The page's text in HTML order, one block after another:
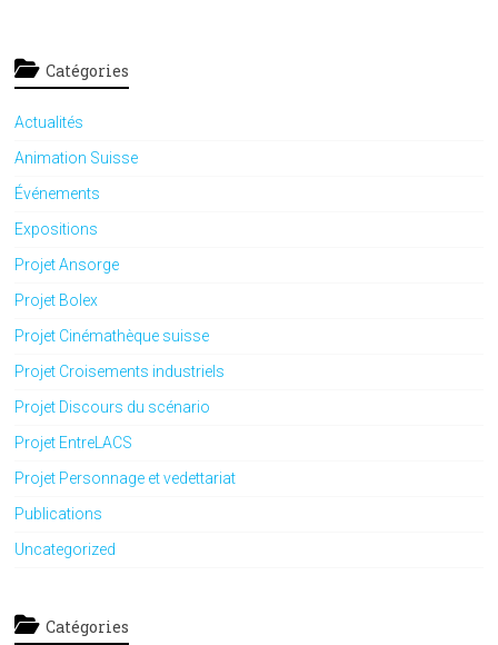
Catégories
Actualités
Animation Suisse
Événements
Expositions
Projet Ansorge
Projet Bolex
Projet Cinémathèque suisse
Projet Croisements industriels
Projet Discours du scénario
Projet EntreLACS
Projet Personnage et vedettariat
Publications
Uncategorized
Catégories